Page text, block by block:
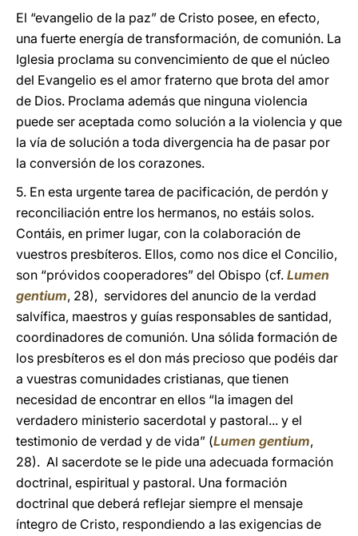
El “evangelio de la paz” de Cristo posee, en efecto,
una fuerte energía de transformación, de comunión. La
Iglesia proclama su convencimiento de que el núcleo
del Evangelio es el amor fraterno que brota del amor
de Dios. Proclama además que ninguna violencia
puede ser aceptada como solución a la violencia y que
la vía de solución a toda divergencia ha de pasar por
la conversión de los corazones.
5. En esta urgente tarea de pacificación, de perdón y
reconciliación entre los hermanos, no estáis solos.
Contáis, en primer lugar, con la colaboración de
vuestros presbíteros. Ellos, como nos dice el Concilio,
son “próvidos cooperadores” del Obispo (cf. Lumen
gentium, 28), servidores del anuncio de la verdad
salvífica, maestros y guías responsables de santidad,
coordinadores de comunión. Una sólida formación de
los presbíteros es el don más precioso que podéis dar
a vuestras comunidades cristianas, que tienen
necesidad de encontrar en ellos “la imagen del
verdadero ministerio sacerdotal y pastoral... y el
testimonio de verdad y de vida” (Lumen gentium,
28). Al sacerdote se le pide una adecuada formación
doctrinal, espiritual y pastoral. Una formación
doctrinal que deberá reflejar siempre el mensaje
íntegro de Cristo, respondiendo a las exigencias de